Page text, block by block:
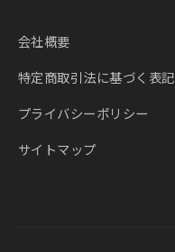
会社概要
特定商取引法に基づく表記
プライバシーポリシー
サイトマップ